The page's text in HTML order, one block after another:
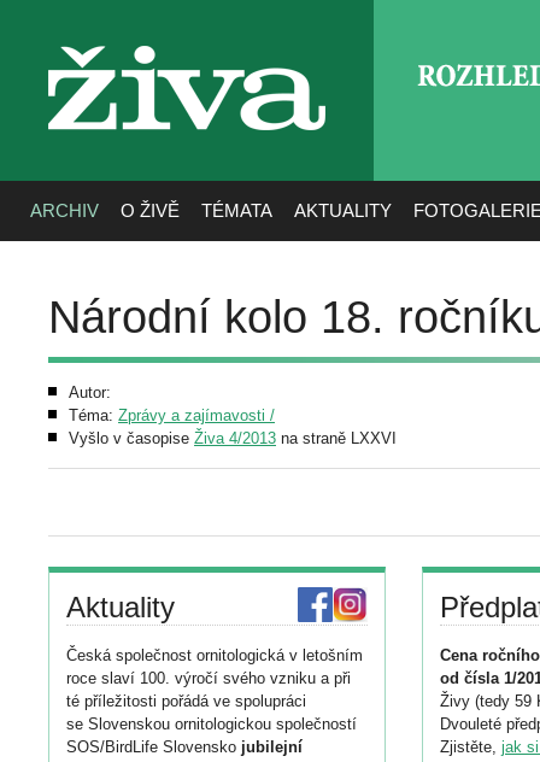
živa
ARCHIV O ŽIVĚ TÉMATA AKTUALITY
Národní kolo 18.
Autor:
Téma: Zprávy a zajímavosti /
Vyšlo v časopise Živa 4/2013 na straně LXXVI
Aktuality
Česká společnost ornitologická v letošním
roce slaví 100. výročí svého vzniku a při
té příležitosti pořádá ve spolupráci
se Slovenskou ornitologickou společností
SOS/BirdLife Slovensko jubilejní
Cena
od čísla 1/
Živy (tedy 59
Dvouleté
Zjistěte, jak